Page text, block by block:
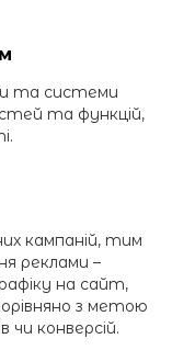
та системи
та функцій,
кампаній, тим
реклами –
на сайт,
з метою
чи конверсій.